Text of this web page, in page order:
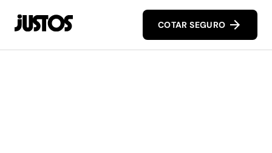
COTAR SEGURO